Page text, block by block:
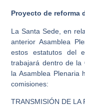
Proyecto de reforma
La Santa Sede, en
anterior Asamblea
estos estatutos del
trabajará dentro de la
la Asamblea Plenaria
comisiones:
TRANSMISIÓN DE LA